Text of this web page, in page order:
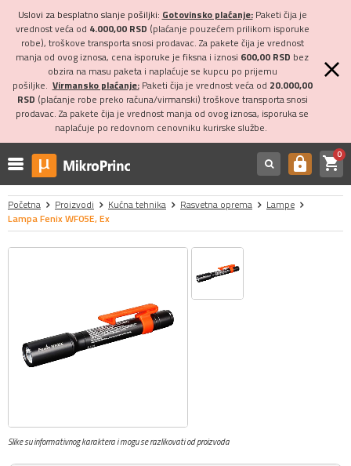
Uslovi za besplatno slanje pošiljki: Gotovinsko plaćanje:Paketi čija je
vrednost veća od 4.000,00 RSD (plaćanje pouzećem prilikom isporuke
robe), troškove transporta snosi prodavac. Za pakete čija je vrednost
manja od ovog iznosa, cena isporuke je fiksna i iznosi 600,00 RSD bez
obzira na masu paketa i naplaćuje se kupcu po prijemu
pošiljke. Virmansko plaćanje:Paketi čija je vrednost veća od 20.000,00
RSD (plaćanje robe preko računa/virmanski) troškove transporta snosi
prodavac. Za pakete čija je vrednost manja od ovog iznosa, isporuka se
naplaćuje po redovnom cenovniku kurirske službe.
https shopping_cart0
Početna Proizvodi Kućna tehnika Rasvetna oprema
Lampe
Lampa Fenix WF05E, Ex
Slike su informativnog karaktera i mogu se razlikovati od proizvoda